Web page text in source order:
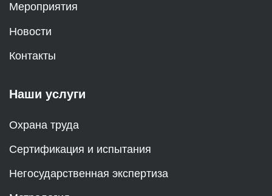
Мероприятия
Новости
Контакты
Наши услуги
Охрана труда
Сертификация и испытания
Негосударственная экспертиза